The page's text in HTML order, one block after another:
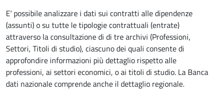
E’ possibile analizzare i dati sui contratti alle dipendenze
(assunti) o su tutte le tipologie contrattuali (entrate)
attraverso la consultazione di di tre archivi (Professioni,
Settori, Titoli di studio), ciascuno dei quali consente di
approfondire informazioni più dettaglio rispetto alle
professioni, ai settori economici, o ai titoli di studio. La Banca
dati nazionale comprende anche il dettaglio regionale.